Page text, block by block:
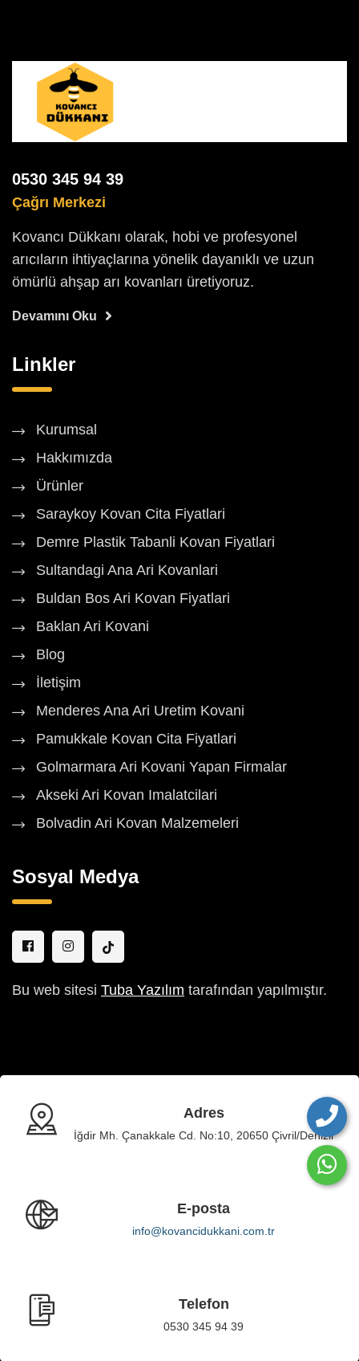
0530 345 94 39
Çağrı Merkezi
Kovancı Dükkanı olarak, hobi ve profesyonel
arıcıların ihtiyaçlarına yönelik dayanıklı ve uzun
ömürlü ahşap arı kovanları üretiyoruz.
Devamını Oku
Linkler
Kurumsal
Hakkımızda
Ürünler
Saraykoy Kovan Cita Fiyatlari
Demre Plastik Tabanli Kovan Fiyatlari
Sultandagi Ana Ari Kovanlari
Buldan Bos Ari Kovan Fiyatlari
Baklan Ari Kovani
Blog
İletişim
Menderes Ana Ari Uretim Kovani
Pamukkale Kovan Cita Fiyatlari
Golmarmara Ari Kovani Yapan Firmalar
Akseki Ari Kovan Imalatcilari
Bolvadin Ari Kovan Malzemeleri
Sosyal Medya
Bu web sitesi Tuba Yazılım tarafından yapılmıştır.
Adres
İğdir Mh. Çanakkale Cd. No:10, 20650 Çivril/Denizli
E-posta
info@kovancidukkani.com.tr
Telefon
0530 345 94 39